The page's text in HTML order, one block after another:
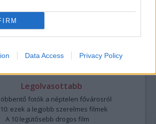
Data Access Privacy Policy
Legolvasottabb
fotók a néptelen fővárosról
ezek a legjobb szerelmes filmek
A 10 legütősebb drogos film